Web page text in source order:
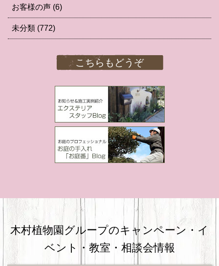
お客様の声 (6)
未分類 (772)
こちらもどうぞ
木村植物園グループのキャンペーン・ イ
ベント・教室・相談会情報